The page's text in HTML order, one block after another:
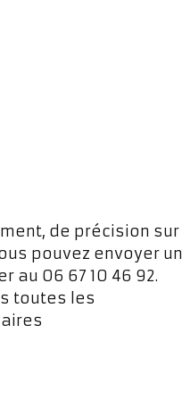
de précision sur
pouvez envoyer un
au 06 67 10 46 92.
toutes les